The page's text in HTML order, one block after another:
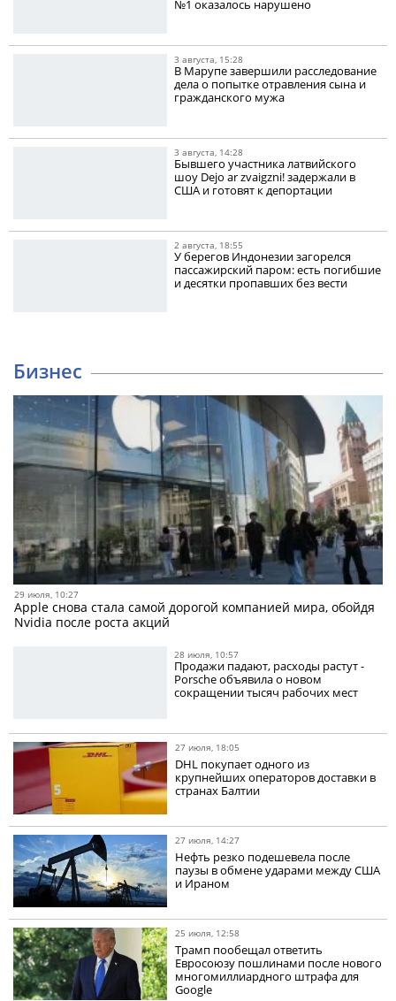
№1 оказалось нарушено
3 августа, 15:28
В Марупе завершили расследование
дела о попытке отравления сына и
гражданского мужа
3 августа, 14:28
Бывшего участника латвийского
шоу Dejo ar zvaigzni! задержали в
США и готовят к депортации
2 августа, 18:55
У берегов Индонезии загорелся
пассажирский паром: есть погибшие
и десятки пропавших без вести
Бизнес
29 июля, 10:27
Apple снова стала самой дорогой компанией мира, обойдя
Nvidia после роста акций
28 июля, 10:57
Продажи падают, расходы растут -
Porsche объявила о новом
сокращении тысяч рабочих мест
27 июля, 18:05
DHL покупает одного из
крупнейших операторов доставки в
странах Балтии
27 июля, 14:27
Нефть резко подешевела после
паузы в обмене ударами между США
и Ираном
25 июля, 12:58
Трамп пообещал ответить
Евросоюзу пошлинами после нового
многомиллиардного штрафа для
Google